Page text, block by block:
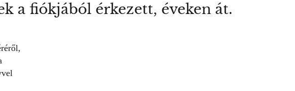
a fiókjából érkezett, éveken át.